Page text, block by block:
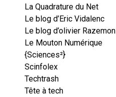
La Quadrature du Net
Le blog d’Eric Vidalenc
Le blog d’olivier Razemon
Le Mouton Numérique
{Sciences²}
Scinfolex
Techtrash
Tête à tech